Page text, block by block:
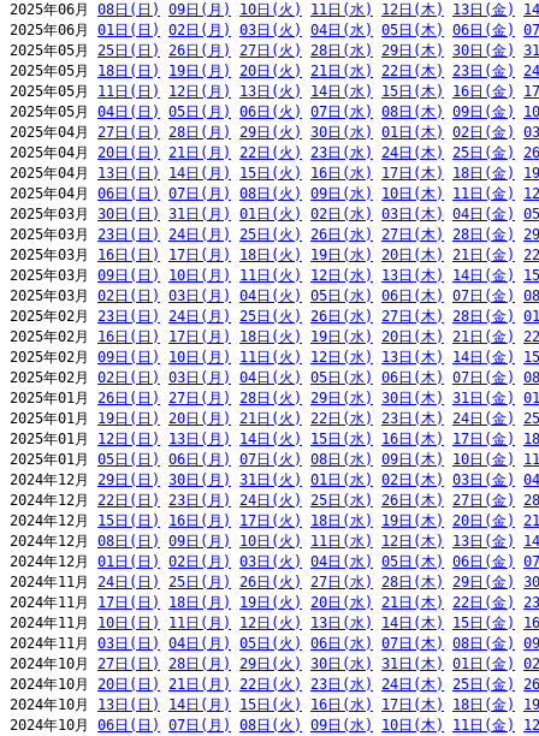
2025年06月 08日(日) 09日(月) 10日(火) 11日(水) 12日(木) 13日(金)
2025年06月 01日(日) 02日(月) 03日(火) 04日(水) 05日(木) 06日(金)
2025年05月 25日(日) 26日(月) 27日(火) 28日(水) 29日(木) 30日(金)
2025年05月 18日(日) 19日(月) 20日(火) 21日(水) 22日(木) 23日(金)
2025年05月 11日(日) 12日(月) 13日(火) 14日(水) 15日(木) 16日(金)
2025年05月 04日(日) 05日(月) 06日(火) 07日(水) 08日(木) 09日(金)
2025年04月 27日(日) 28日(月) 29日(火) 30日(水) 01日(木) 02日(金)
2025年04月 20日(日) 21日(月) 22日(火) 23日(水) 24日(木) 25日(金)
2025年04月 13日(日) 14日(月) 15日(火) 16日(水) 17日(木) 18日(金)
2025年04月 06日(日) 07日(月) 08日(火) 09日(水) 10日(木) 11日(金)
2025年03月 30日(日) 31日(月) 01日(火) 02日(水) 03日(木) 04日(金)
2025年03月 23日(日) 24日(月) 25日(火) 26日(水) 27日(木) 28日(金)
2025年03月 16日(日) 17日(月) 18日(火) 19日(水) 20日(木) 21日(金)
2025年03月 09日(日) 10日(月) 11日(火) 12日(水) 13日(木) 14日(金)
2025年03月 02日(日) 03日(月) 04日(火) 05日(水) 06日(木) 07日(金)
2025年02月 23日(日) 24日(月) 25日(火) 26日(水) 27日(木) 28日(金)
2025年02月 16日(日) 17日(月) 18日(火) 19日(水) 20日(木) 21日(金)
2025年02月 09日(日) 10日(月) 11日(火) 12日(水) 13日(木) 14日(金)
2025年02月 02日(日) 03日(月) 04日(火) 05日(水) 06日(木) 07日(金)
2025年01月 26日(日) 27日(月) 28日(火) 29日(水) 30日(木) 31日(金)
2025年01月 19日(日) 20日(月) 21日(火) 22日(水) 23日(木) 24日(金)
2025年01月 12日(日) 13日(月) 14日(火) 15日(水) 16日(木) 17日(金)
2025年01月 05日(日) 06日(月) 07日(火) 08日(水) 09日(木) 10日(金)
2024年12月 29日(日) 30日(月) 31日(火) 01日(水) 02日(木) 03日(金)
2024年12月 22日(日) 23日(月) 24日(火) 25日(水) 26日(木) 27日(金)
2024年12月 15日(日) 16日(月) 17日(火) 18日(水) 19日(木) 20日(金)
2024年12月 08日(日) 09日(月) 10日(火) 11日(水) 12日(木) 13日(金)
2024年12月 01日(日) 02日(月) 03日(火) 04日(水) 05日(木) 06日(金)
2024年11月 24日(日) 25日(月) 26日(火) 27日(水) 28日(木) 29日(金)
2024年11月 17日(日) 18日(月) 19日(火) 20日(水) 21日(木) 22日(金)
2024年11月 10日(日) 11日(月) 12日(火) 13日(水) 14日(木) 15日(金)
2024年11月 03日(日) 04日(月) 05日(火) 06日(水) 07日(木) 08日(金)
2024年10月 27日(日) 28日(月) 29日(火) 30日(水) 31日(木) 01日(金)
2024年10月 20日(日) 21日(月) 22日(火) 23日(水) 24日(木) 25日(金)
2024年10月 13日(日) 14日(月) 15日(火) 16日(水) 17日(木) 18日(金)
2024年10月 06日(日) 07日(月) 08日(火) 09日(水) 10日(木) 11日(金)